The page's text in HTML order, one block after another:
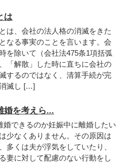
は
は、会社の法人格の消滅をきた
なる事実のことを言います。会
を除いて（会社法475条1項括弧
「解散」した時に直ちに会社の
するのではなく、清算手続が完
滅し […]
婚を考えら...
婚できるのか妊娠中に離婚したい
少なくありません。その原因は
多くは夫が浮気をしていたり、
妻に対して配慮のない行動をし